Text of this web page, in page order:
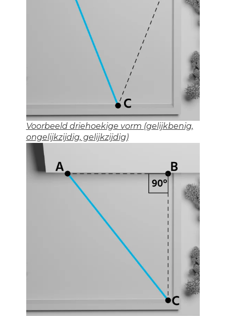
Voorbeeld driehoekige vorm (gelijkbenig,
ongelijkzijdig, gelijkzijdig)